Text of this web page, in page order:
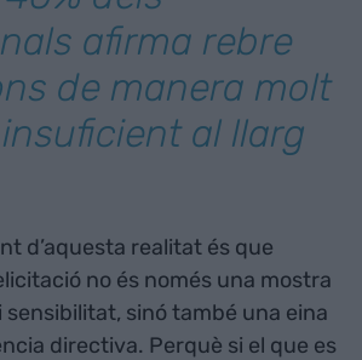
afirma rebre
de manera molt
al llarg
d’aquesta realitat és que
no és només una mostra
sensibilitat, sinó també una eina
directiva. Perquè si el que es